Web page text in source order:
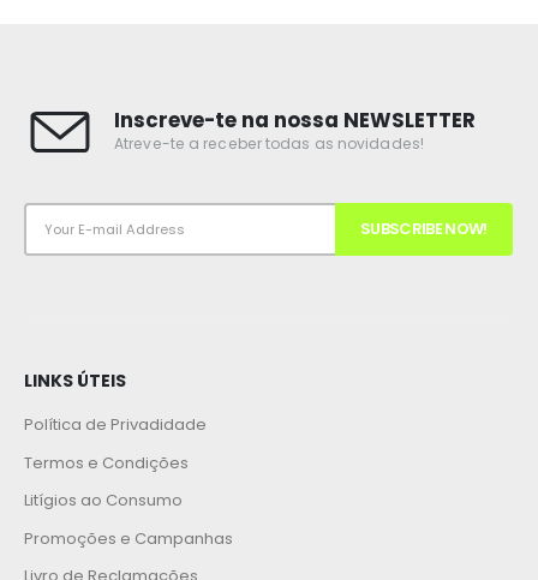
Inscreve-te na nossa NEWSLETTER
Atreve-te a receber todas as novidades!
LINKS ÚTEIS
Política de Privadidade
Termos e Condições
Litígios ao Consumo
Promoções e Campanhas